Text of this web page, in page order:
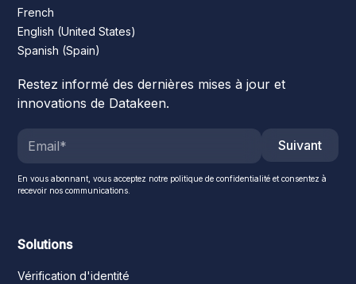
French
English (United States)
Spanish (Spain)
Restez informé des dernières mises à jour et
innovations de Datakeen.
Suivant
En vous abonnant, vous acceptez notre politique de confidentialité et consentez à
recevoir nos communications.
Solutions
Vérification d'identité